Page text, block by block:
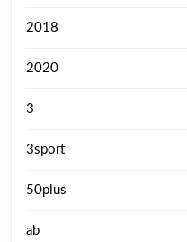
2018
2020
3
3sport
50plus
ab